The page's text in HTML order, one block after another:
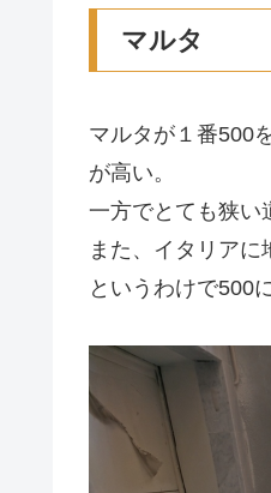
マルタ
マルタが１番500
が高い。
一方でとても狭い
また、イタリアに
というわけで500